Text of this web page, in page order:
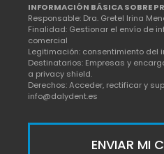
INFORMACIÓN BÁSICA SOBRE
Responsable: Dra. Gretel Irina
Finalidad: Gestionar el envío de
comercial
Legitimación: consentimiento del
Destinatarios: Empresas y
a privacy shield.
Derechos: Acceder, rectificar y
info@dalydent.es
ENVIAR MI